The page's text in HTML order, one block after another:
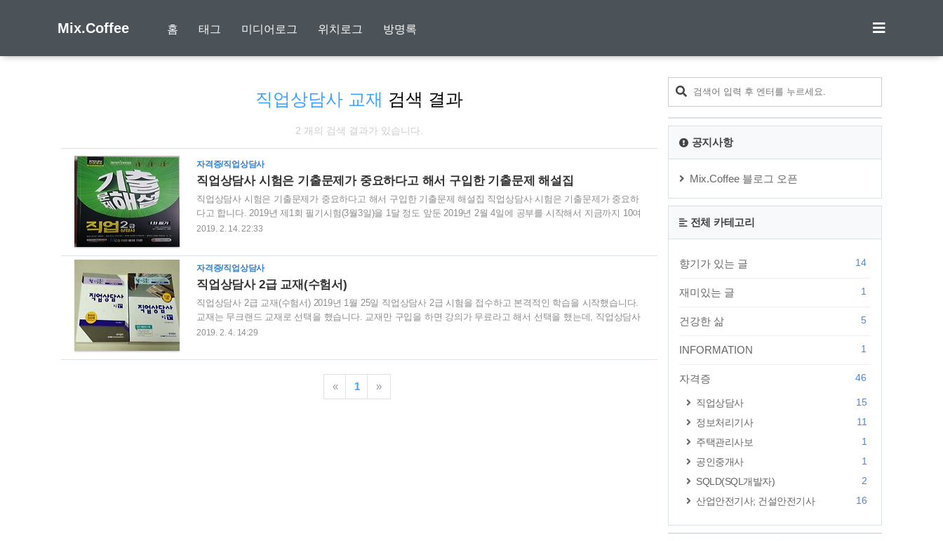
Mix.Coffee 홈 태그 미디어로그 위치로그 방명록
직업상담사 교재 검색 결과
2 개의 검색 결과가 있습니다.
자격증/직업상담사
직업상담사 시험은 기출문제가 중요하다고 해서 구입한 기출문제 해설집
직업상담사 시험은 기출문제가 중요하다고 해서 구입한 기출문제 해설집 직업상담사 시험은 기출문제가 중요하
다고 합니다. 2019년 제1회 필기시험(3월3일)을 1달 정도 앞둔 2019년 2월 4일에 공부를 시작해서 지금까지 10여
일동안 1차 필기시험 기본서를 정독하고 온라인 강의를 들었습니다. 짧은 시간에 집중해서 1차 필기시험과목의
만치 않은 시험이라는 것만 뼈저리게 느꼈습니다. 그러던 중에 기출문제를 풀어봐야 한다는 정보를 입수하고 급
하게 기출문제집을 구입했습니다. 시험이 20일도 남지 않은 상황에서 새로운 책을 구입하는 모험을 해 버렸지만
그래도 남은 시간 최선을 다해서 새로 구입한 기출문제집으..
2019. 2. 14. 22:33
자격증/직업상담사
직업상담사 2급 교재(수험서)
직업상담사 2급 교재(수험서) 2019년 1월 25일 직업상담사 2급 시험을 접수하고 본격적인 학습을 시작했습니다.
교재는 무크랜드 교재로 선택을 했습니다. 교재만 구입을 하면 강의가 무료라고 해서 선택을 했는데, 직업상담사
강의가 무료로 진행되는 곳이 많아서 굳이 무크랜드 교재를 구입할 필요는 없다는 것이 지금 생각입니다. 필기,
런 평을 한다는 것이 이상하지만 무크랜드 교재만 제대로 봐도 시험 합격에는 문제가 없어 보입니다. 그리고 또
하나 구입한 교재가 시대고시 교재입니다. 한 권으로 되어 있지만, 이렇게 분책을 할 수 있게 되어 있습니다. 직업
상담사 공부하는 사람들 사이에 아주 유명한 책..
2019. 2. 4. 14:29
« 1 »
공지사항
Mix.Coffee 블로그 오픈
전체 카테고리
향기가 있는 글 14
재미있는 글 1
건강한 삶 5
INFORMATION 1
자격증 46
직업상담사
15
정보처리기사
11
주택관리사보
1
공인중개사
1
SQLD(SQL개발자)
2
산업안전기사; 건설안전기사
16